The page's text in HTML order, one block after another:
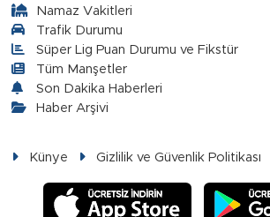
Namaz Vakitleri
Trafik Durumu
Süper Lig Puan Durumu ve Fikstür
Tüm Manşetler
Son Dakika Haberleri
Haber Arşivi
Künye Gizlilik ve Güvenlik Politikası